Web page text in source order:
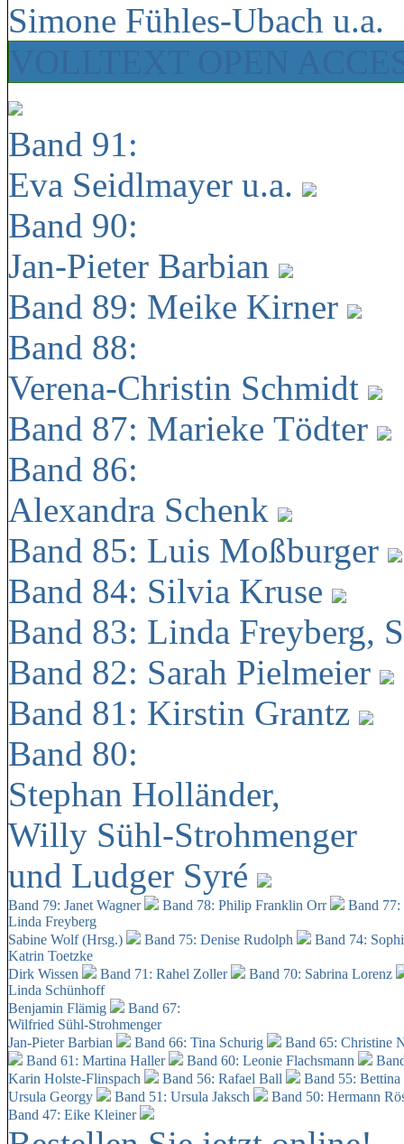
Simone Fühles-Ubach u.a.
Band 91:
Eva Seidlmayer u.a.
Band 90:
Jan-Pieter Barbian
Band 89: Meike Kirner
Band 88:
Verena-Christin Schmidt
Band 87: Marieke Tödter
Band 86:
Alexandra Schenk
Band 85: Luis Moßburger
Band 84: Silvia Kruse
Band 83: Linda Freyberg,
Band 82: Sarah Pielmeier
Band 81: Kirstin Grantz
Band 80:
Stephan Holländer,
Willy Sühl-Strohmenger
und Ludger Syré
Band 79: Janet Wagner Band 78: Philip Franklin Orr
Band
Linda Freyberg
Sabine Wolf (Hrsg.)
Band 75: Denise Rudolph
Band 74:
Katrin Toetzke
Dirk Wissen
Band 71: Rahel Zoller
Band 70: Sabrina Lorenz
Linda Schünhoff
Benjamin Flämig
Band 67:
Wilfried Sühl-Strohmenger
Jan-Pieter Barbian
Band 66: Tina Schurig
Band 65: Christine
Band 61: Martina Haller
Band 60: Leonie Flachsmann
Karin Holste-Flinspach
Band 56: Rafael Ball
Band 55:
Ursula Georgy
Band 51: Ursula Jaksch Band 50: Hermann
Band 47: Eike Kleiner